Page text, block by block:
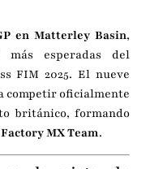
en Matterley Basin,
esperadas del
FIM 2025. El nueve
competir oficialmente
británico, formando
MX Team.